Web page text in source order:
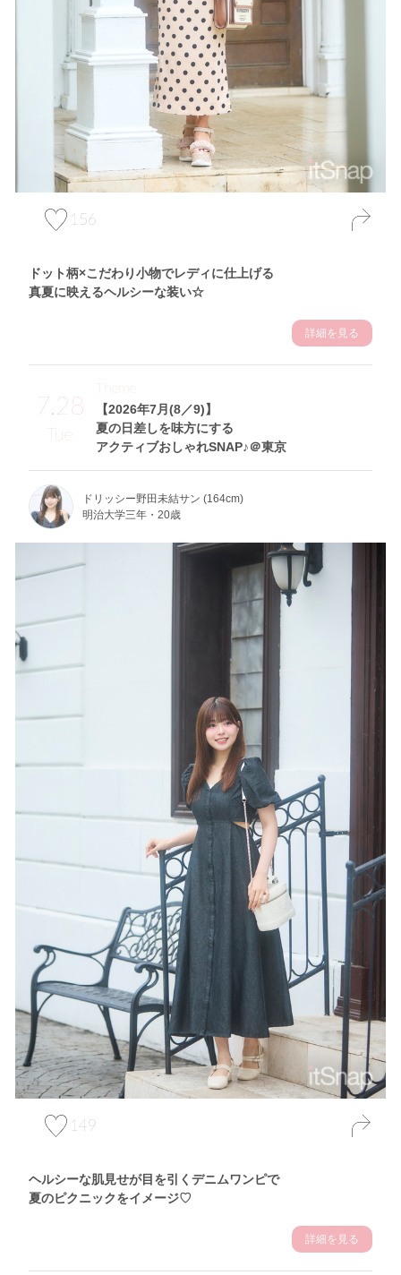
156
ドット柄×こだわり小物でレディに仕上げる
真夏に映えるヘルシーな装い☆
詳細を見る
7.28
Tue
【2026年7月(8／9)】
夏の日差しを味方にする
アクティブおしゃれSNAP♪＠東京
Theme
ドリッシー野田未結サン (164cm)
明治大学三年・20歳
149
ヘルシーな肌見せが目を引くデニムワンピで
夏のピクニックをイメージ♡
詳細を見る